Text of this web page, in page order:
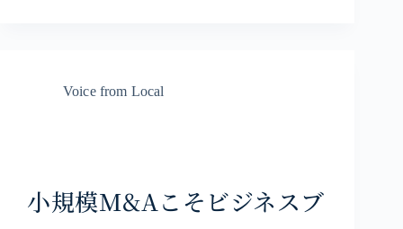
Voice from Local
小規模M&Aこそビジネスブ